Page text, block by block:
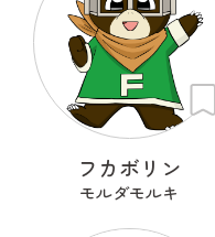
フカボリン
モルダモルキ